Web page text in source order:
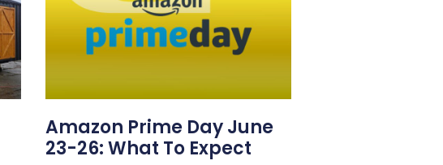
Amazon Prime Day June
23-26: What To Expect